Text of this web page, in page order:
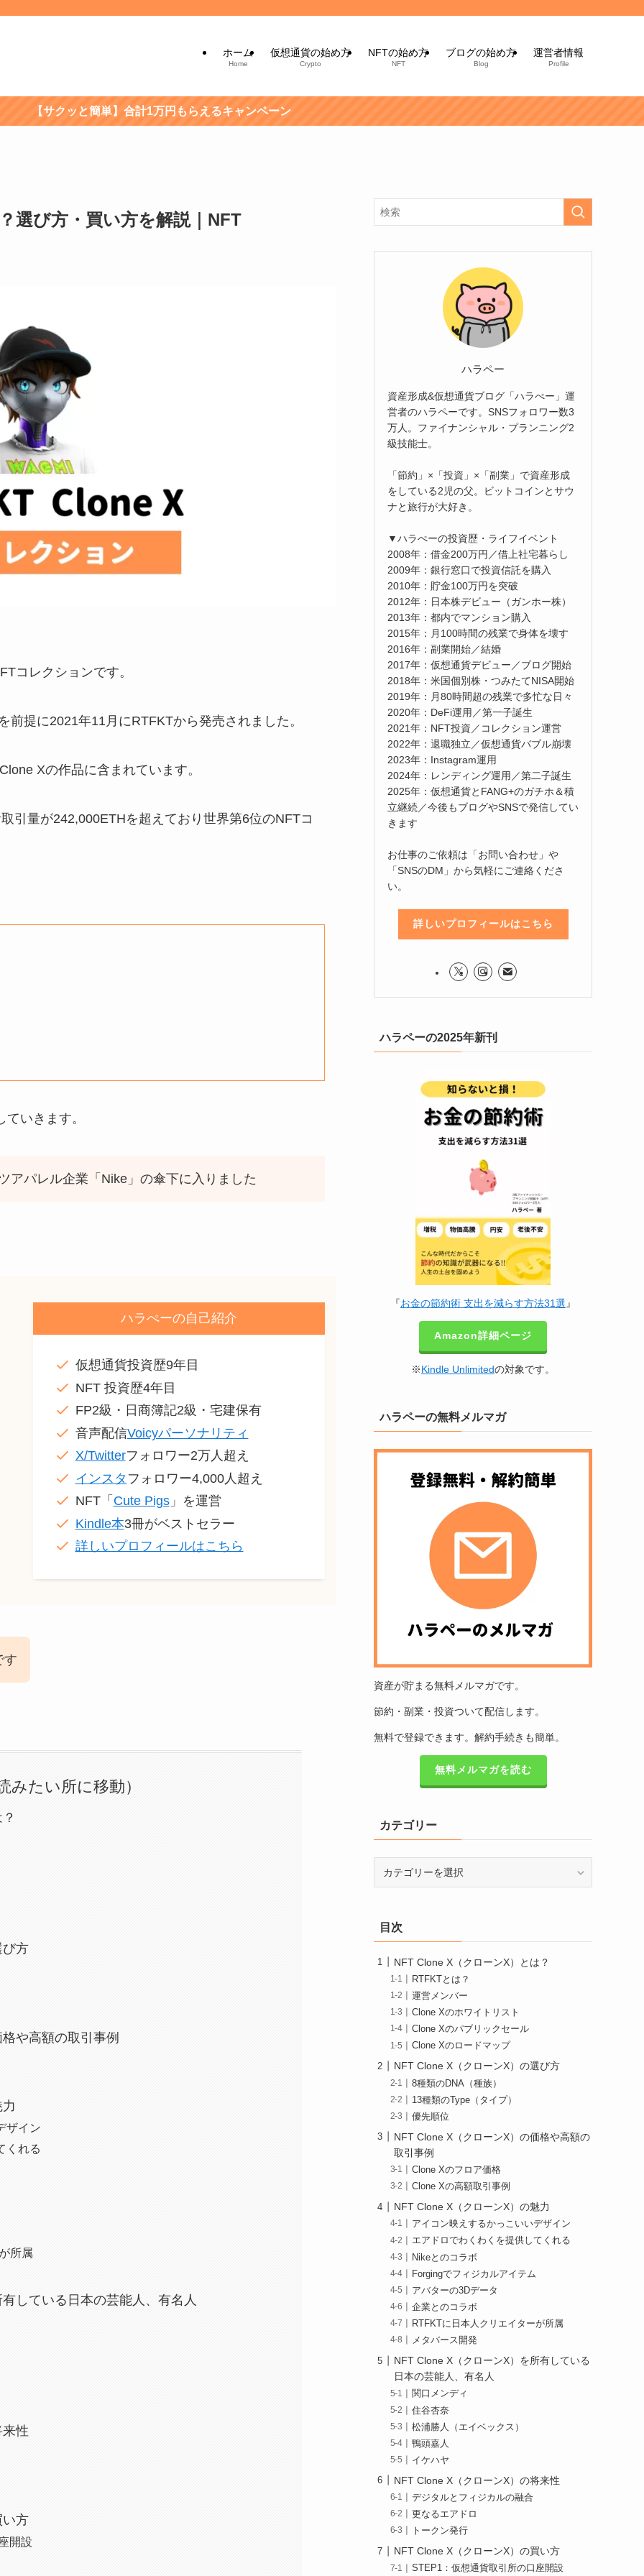
ホーム
Home
仮想通貨の始め方
Crypto
NFTの始め方
NFT
ブログの始め方
Blog
運営者情報
Profile
【サクッと簡単】合計1万円もらえるキャンペーン
選び方・買い方を解説｜NFT
コレクションです。
提に2021年11月にRTFKTから発売されました。
Xの作品に含まれています。
引量が242,000ETHを超えており世界第6位のNFTコ
いきます。
アパレル企業「Nike」の傘下に入りました
ハラぺーの自己紹介
仮想通貨投資歴9年目
NFT 投資歴4年目
FP2級・日商簿記2級・宅建保有
音声配信Voicyパーソナリティ
X/Twitterフォロワー2万人超え
インスタ フォロワー4,000人超え
NFT「 Cute Pigs」を運営
Kindle本3冊がベストセラー
詳しいプロフィールはこちら
す
みたい所に移動）
び方
や高額の取引事例
ザイン
くれる
所属
している日本の芸能人、有名人
性
い方
開設
ハラペー
資産形成&仮想通貨ブログ「ハラぺー」運
営者のハラペーです。SNSフォロワー数3
万人。ファイナンシャル・プランニング2
級技能士。
「節約」×「投資」×「副業」で資産形成
をしている2児の父。ビットコインとサウ
ナと旅行が大好き。
▼ハラぺーの投資歴・ライフイベント
2008年：借金200万円／借上社宅暮らし
2009年：銀行窓口で投資信託を購入
2010年：貯金100万円を突破
2012年：日本株デビュー（ガンホー株）
2013年：都内でマンション購入
2015年：月100時間の残業で身体を壊す
2016年：副業開始／結婚
2017年：仮想通貨デビュー／ブログ開始
2018年：米国個別株・つみたてNISA開始
2019年：月80時間超の残業で多忙な日々
2020年：DeFi運用／第一子誕生
2021年：NFT投資／コレクション運営
2022年：退職独立／仮想通貨バブル崩壊
2023年：Instagram運用
2024年：レンディング運用／第二子誕生
2025年：仮想通貨とFANG+のガチホ＆積
立継続／今後もブログやSNSで発信してい
きます
お仕事のご依頼は「お問い合わせ」や
「SNSのDM」から気軽にご連絡くださ
い。
詳しいプロフィールはこちら
ハラペーの2025年新刊
『お金の節約術 支出を減らす方法31選 』
Amazon詳細ページ
※Kindle Unlimitedの対象です。
ハラペーの無料メルマガ
資産が貯まる無料メルマガです。
節約・副業・投資ついて配信します。
無料で登録できます。解約手続きも簡単。
無料メルマガを読む
カテゴリー
ー目次
NFT Clone X（クローンX）とは？
RTFKTとは？
運営メンバー
Clone Xのホワイトリスト
Clone Xのパブリックセール
Clone Xのロードマップ
NFT Clone X（クローンX）の選び方
8種類のDNA（種族）
13種類のType（タイプ）
優先順位
NFT Clone X（クローンX）の価格や高額の
取引事例
Clone Xのフロア価格
Clone Xの高額取引事例
NFT Clone X（クローンX）の魅力
アイコン映えするかっこいいデザイン
エアドロでわくわくを提供してくれる
Nikeとのコラボ
Forgingでフィジカルアイテム
アバターの3Dデータ
企業とのコラボ
RTFKTに日本人クリエイターが所属
メタバース開発
NFT Clone X（クローンX）を所有している
日本の芸能人、有名人
関口メンディ
住谷杏奈
松浦勝人（エイベックス）
鴨頭嘉人
イケハヤ
NFT Clone X（クローンX）の将来性
デジタルとフィジカルの融合
更なるエアドロ
トークン発行
NFT Clone X（クローンX）の買い方
STEP1：仮想通貨取引所の口座開設